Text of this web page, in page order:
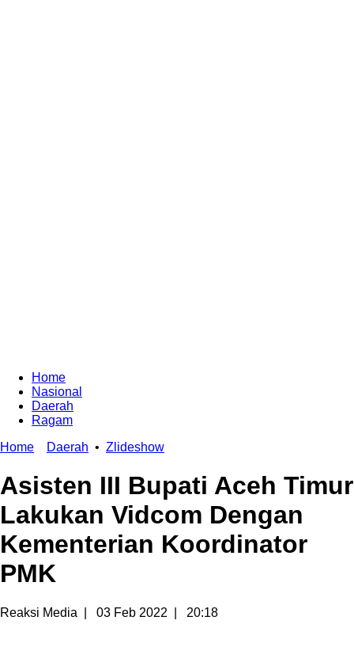
Home
Nasional
Daerah
Ragam
Home
Daerah • Zlideshow
Asisten III Bupati Aceh Timur
Lakukan Vidcom Dengan
Kementerian Koordinator
PMK
Reaksi Media 03 Feb 2022 20:18